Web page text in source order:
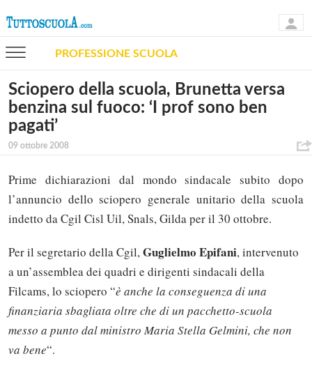
PROFESSIONE SCUOLA
Sciopero della scuola, Brunetta versa
benzina sul fuoco: ‘I prof sono ben
pagati’
09 ottobre 2008
Prime dichiarazioni dal mondo sindacale subito dopo
l’annuncio dello sciopero generale unitario della scuola
indetto da Cgil Cisl Uil, Snals, Gilda per il 30 ottobre.
Per il segretario della Cgil, Guglielmo Epifani, intervenuto
a un’assemblea dei quadri e dirigenti sindacali della
Filcams, lo sciopero “è anche la conseguenza di una
finanziaria sbagliata oltre che di un pacchetto-scuola
messo a punto dal ministro Maria Stella Gelmini, che non
va bene“.